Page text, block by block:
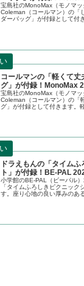
宝島社のMonoMax（モノマ
Coleman（コールマン）の「
ダーバッグ」が付録として付
ポケットを備えており、使
コールマンの「軽くて
グ」が付録！MonoMax
宝島社のMonoMax（モノマ
Coleman（コールマン）の「
グ」が付録として付きます。
心して使えるボストンバッグ
ドラえもんの「タイム
ト」が付録！BE-PAL
小学館のBE-PAL（ビーパル
「タイムふろしきピクニック
す。座り心地の良い厚みのあ
安心です。くるくる巻いて
のお供にぴったりです。詳細